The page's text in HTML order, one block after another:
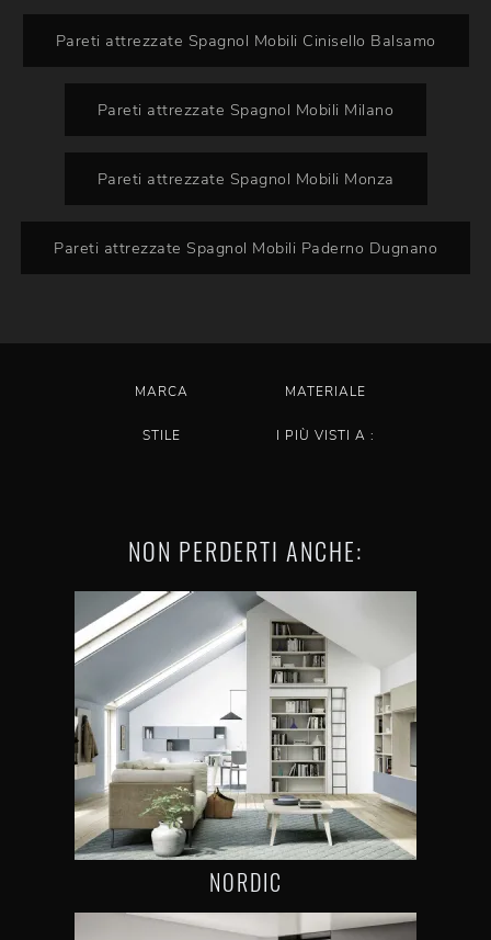
Pareti attrezzate Spagnol Mobili Cinisello Balsamo
Pareti attrezzate Spagnol Mobili Milano
Pareti attrezzate Spagnol Mobili Monza
Pareti attrezzate Spagnol Mobili Paderno Dugnano
MARCA MATERIALE
STILE I PIÙ VISTI A :
NON PERDERTI ANCHE:
NORDIC